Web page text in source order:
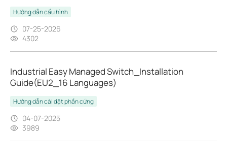
Hướng dẫn cấu hình
07-25-2026
4302
Industrial Easy Managed Switch_Installation
Guide(EU2_16 Languages)
Hướng dẫn cài đặt phần cứng
04-07-2025
3989